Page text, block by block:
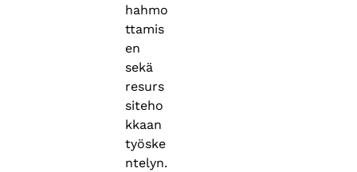
hahmo
ttamis
en
sekä
resurs
siteho
kkaan
työske
ntelyn.